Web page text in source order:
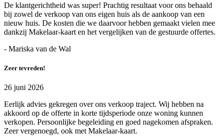
De klantgerichtheid was super! Prachtig resultaat voor ons behaald
bij zowel de verkoop van ons eigen huis als de aankoop van een
nieuw huis. De kosten die we daarvoor hebben gemaakt vielen mee
dankzij Makelaar-kaart en het vergelijken van de gestuurde offertes.
- Mariska van de Wal
Zeer tevreden!
26 juni 2026
Eerlijk advies gekregen over ons verkoop traject. Wij hebben na
akkoord op de offerte in korte tijdsperiode onze woning kunnen
verkopen. Persoonlijke begeleiding en goed nagekomen afspraken.
Zeer vergenoegd, ook met Makelaar-kaart.